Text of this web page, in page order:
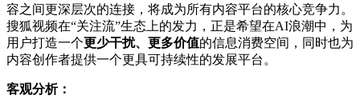
容之间更深层次的连接，将成为所有内容平台的核心竞争力。
搜狐视频在“关注流”生态上的发力，正是希望在AI浪潮中，为
用户打造一个更少干扰、更多价值的信息消费空间，同时也为
内容创作者提供一个更具可持续性的发展平台。
客观分析：